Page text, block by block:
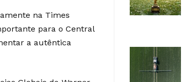
na Times
para o Central
a autêntica